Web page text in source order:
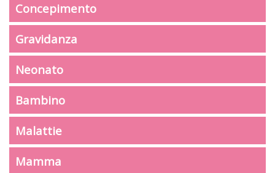
Concepimento
Gravidanza
Neonato
Bambino
Malattie
Mamma